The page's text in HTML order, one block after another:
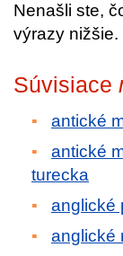
Nenašli ste,
výrazy nižšie.
Súvisiace
antické
antické
turecka
anglické
anglické